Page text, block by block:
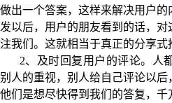
做出一个答案，这样来解决用户
发以后，用户的朋友看到的话，
注我们。这就相当于真正的分享式
2、及时回复用户的评论。人
别人的重视，别人给自己评论以后
他们是想尽快得到我们的答复，千